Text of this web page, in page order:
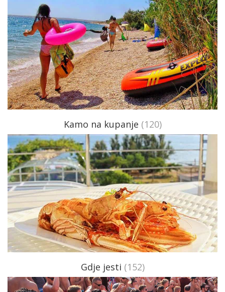
Kamo na kupanje (120)
Gdje jesti (152)